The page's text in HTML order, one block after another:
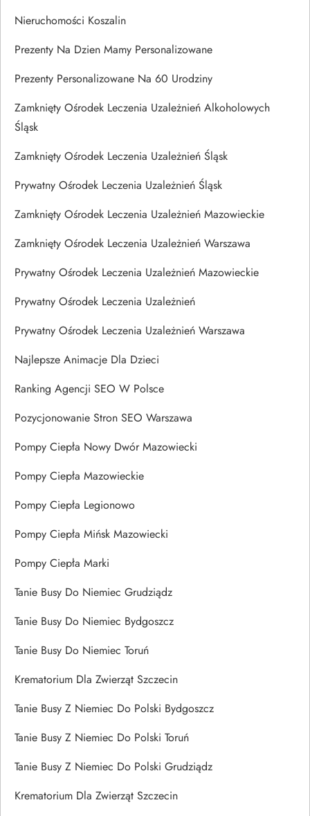
Nieruchomości Koszalin
Prezenty Na Dzien Mamy Personalizowane
Prezenty Personalizowane Na 60 Urodziny
Zamknięty Ośrodek Leczenia Uzależnień Alkoholowych
Śląsk
Zamknięty Ośrodek Leczenia Uzależnień Śląsk
Prywatny Ośrodek Leczenia Uzależnień Śląsk
Zamknięty Ośrodek Leczenia Uzależnień Mazowieckie
Zamknięty Ośrodek Leczenia Uzależnień Warszawa
Prywatny Ośrodek Leczenia Uzależnień Mazowieckie
Prywatny Ośrodek Leczenia Uzależnień
Prywatny Ośrodek Leczenia Uzależnień Warszawa
Najlepsze Animacje Dla Dzieci
Ranking Agencji SEO W Polsce
Pozycjonowanie Stron SEO Warszawa
Pompy Ciepła Nowy Dwór Mazowiecki
Pompy Ciepła Mazowieckie
Pompy Ciepła Legionowo
Pompy Ciepła Mińsk Mazowiecki
Pompy Ciepła Marki
Tanie Busy Do Niemiec Grudziądz
Tanie Busy Do Niemiec Bydgoszcz
Tanie Busy Do Niemiec Toruń
Krematorium Dla Zwierząt Szczecin
Tanie Busy Z Niemiec Do Polski Bydgoszcz
Tanie Busy Z Niemiec Do Polski Toruń
Tanie Busy Z Niemiec Do Polski Grudziądz
Krematorium Dla Zwierząt Szczecin